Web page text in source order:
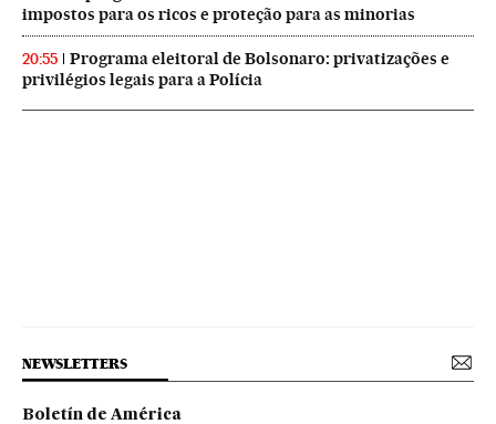
impostos para os ricos e proteção para as minorias
20:55
Programa eleitoral de Bolsonaro: privatizações e
privilégios legais para a Polícia
NEWSLETTERS
Boletín de América